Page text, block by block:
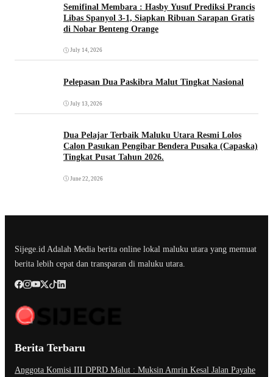
Semifinal Membara : Hasby Yusuf Prediksi Prancis
Libas Spanyol 3-1, Siapkan Ribuan Sarapan Gratis
di Nobar Benteng Orange
July 14, 2026
Pelepasan Dua Paskibra Malut Tingkat Nasional
July 13, 2026
Dua Pelajar Terbaik Maluku Utara Resmi Lolos
Calon Pasukan Pengibar Bendera Pusaka (Capaska)
Tingkat Pusat Tahun 2026.
June 22, 2026
Sijege.id Adalah Media berita online lokal maluku utara yang memuat
berita lebih cepat dan transparan di maluku utara.
Berita Terbaru
Anggota Komisi III DPRD Malut : Muksin Amrin Kesal Jalan Payahe